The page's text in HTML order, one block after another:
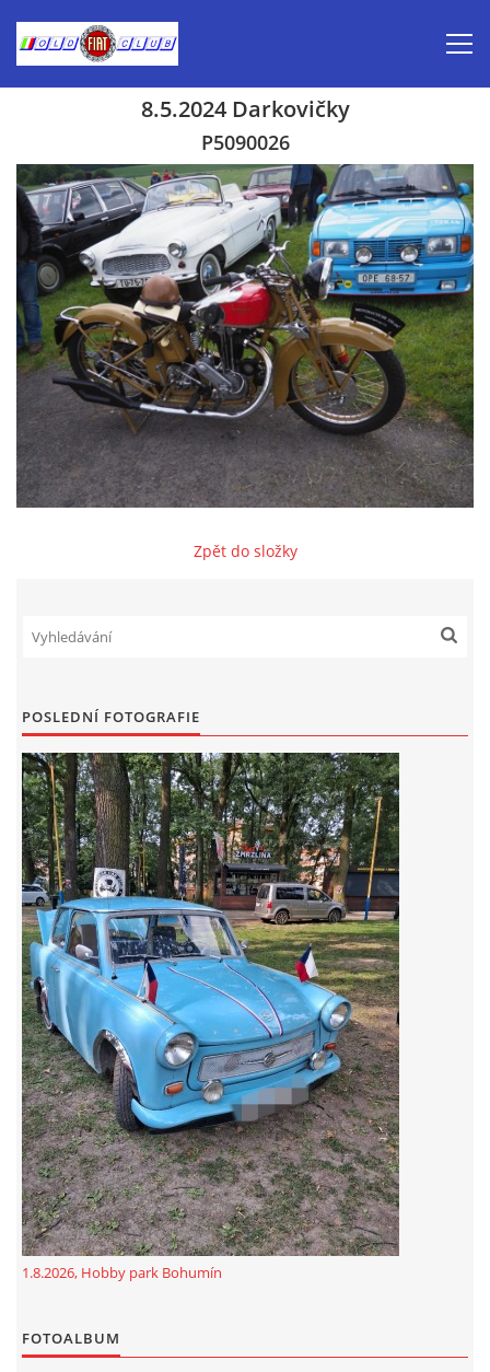
Inzerce prodej
Aktuálně-pozvánky
Kalendář veteránských akcí 2026
Prvomájová jízda 2026
Old Fiat Club historie
Vývozy a osvědčení
Benzín - Čas bioblaženosti přichází
Moderní nafta
Stanovy Old Fiat Clubu, z. s.
GDPR
oldfiatclub@seznam.cz |RSS
8.5.2024 Darkovičky
P5090026
Zpět do složky
POSLEDNÍ FOTOGRAFIE
1.8.2026, Hobby park Bohumín
FOTOALBUM